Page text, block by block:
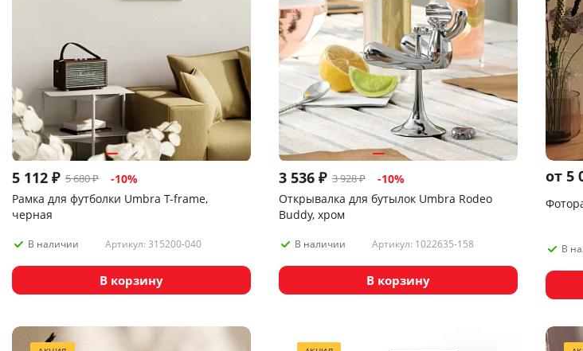
5 112 ₽ 5 680₽ -10%
Рамка для футболки Umbra T-frame,
черная
В наличии Артикул: 315200-040
В корзину
3 536₽ 3 928₽ -10%
Открывалка для бутылок Umbra Rodeo
Buddy, хром
В наличии Артикул: 1022635-158
В корзину
от 5
В